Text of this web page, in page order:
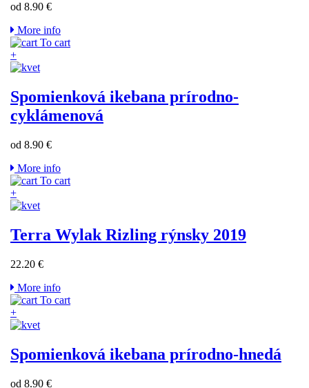
od 8.90 €
More info
To cart
+
Spomienková ikebana prírodno-
cyklámenová
od 8.90 €
More info
To cart
+
Terra Wylak Rizling rýnsky 2019
22.20 €
More info
To cart
+
Spomienková ikebana prírodno-hnedá
od 8.90 €